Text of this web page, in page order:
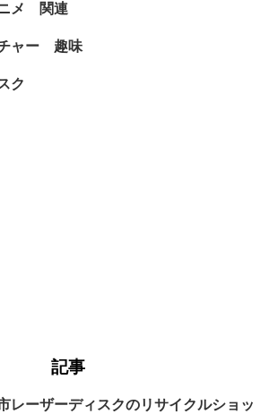
メ 関連
ャー 趣味
ク
記事
レーザーディスクのリサイクルショッ